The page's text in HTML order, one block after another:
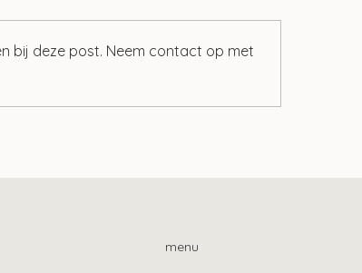
Controleer de
bij deze post. Neem contact op met
menu